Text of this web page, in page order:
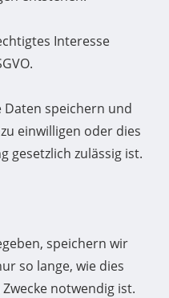
Interesse
speichern und
einwilligen oder dies
gesetzlich zulässig ist.
speichern wir
so lange, wie dies
notwendig ist.